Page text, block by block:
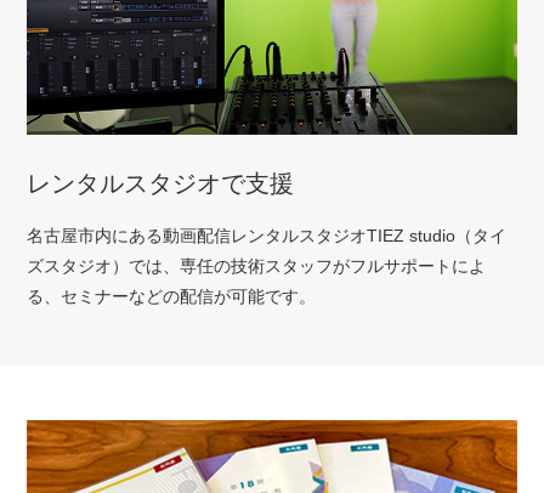
レンタルスタジオで支援
名古屋市内にある動画配信レンタルスタジオTIEZ studio（タイ
ズスタジオ）では、専任の技術スタッフがフルサポートによ
る、セミナーなどの配信が可能です。